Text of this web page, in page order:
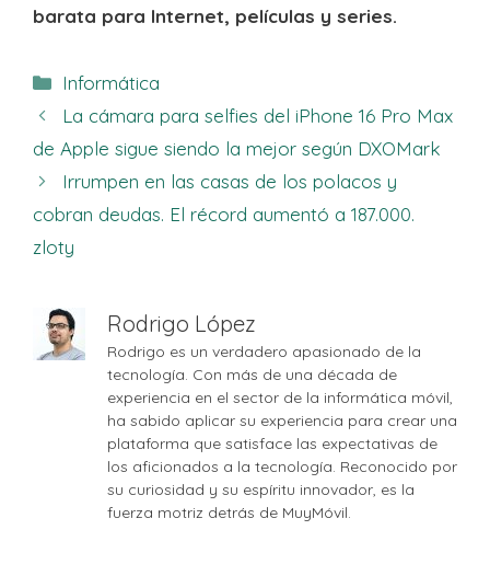
barata para Internet, películas y series.
Categorías
Informática
La cámara para selfies del iPhone 16 Pro Max
de Apple sigue siendo la mejor según DXOMark
Irrumpen en las casas de los polacos y
cobran deudas. El récord aumentó a 187.000.
zloty
Rodrigo López
Rodrigo es un verdadero apasionado de la
tecnología. Con más de una década de
experiencia en el sector de la informática móvil,
ha sabido aplicar su experiencia para crear una
plataforma que satisface las expectativas de
los aficionados a la tecnología. Reconocido por
su curiosidad y su espíritu innovador, es la
fuerza motriz detrás de MuyMóvil.